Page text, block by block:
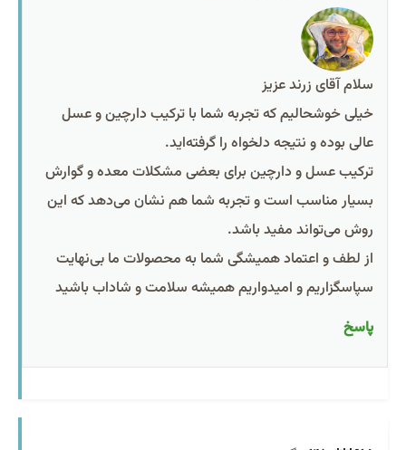
سلام آقای زرند عزیز
خیلی خوشحالیم که تجربه شما با ترکیب دارچین و عسل
عالی بوده و نتیجه دلخواه را گرفته‌اید.
ترکیب عسل و دارچین برای بعضی مشکلات معده و گوارش
بسیار مناسب است و تجربه شما هم نشان می‌دهد که این
روش می‌تواند مفید باشد.
از لطف و اعتماد همیشگی شما به محصولات ما بی‌نهایت
سپاسگزاریم و امیدواریم همیشه سلامت و شاداب باشید
پاسخ